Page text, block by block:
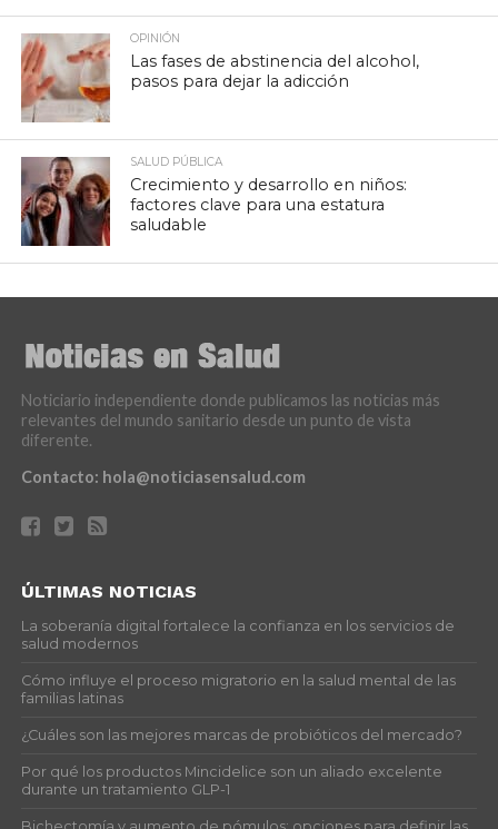
OPINIÓN
Las fases de abstinencia del alcohol,
pasos para dejar la adicción
SALUD PÚBLICA
Crecimiento y desarrollo en niños:
factores clave para una estatura
saludable
Noticiario independiente donde publicamos las noticias más
relevantes del mundo sanitario desde un punto de vista
diferente.
Contacto: hola@noticiasensalud.com
ÚLTIMAS NOTICIAS
La soberanía digital fortalece la confianza en los servicios de
salud modernos
Cómo influye el proceso migratorio en la salud mental de las
familias latinas
¿Cuáles son las mejores marcas de probióticos del mercado?
Por qué los productos Mincidelice son un aliado excelente
durante un tratamiento GLP-1